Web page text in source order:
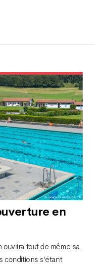
en
ouvrira tout de même sa
conditions s’étant